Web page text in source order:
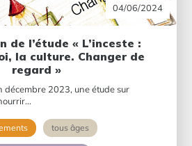
04/06/2024
de l’étude « L’inceste :
la culture. Changer de
regard »
décembre 2023, une étude sur
tous âges